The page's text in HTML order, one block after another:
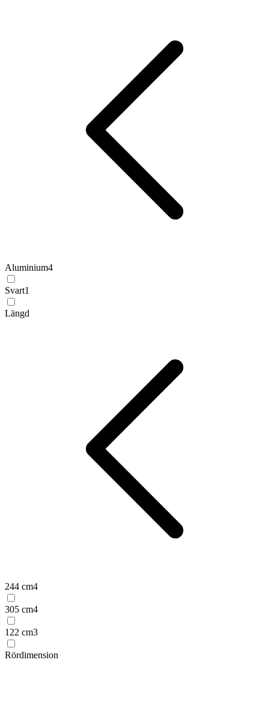
Aluminium4
Svart1
Längd
244 cm4
305 cm4
122 cm3
Rördimension